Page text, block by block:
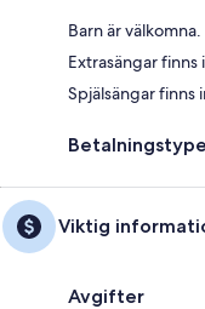
Barn är välkomna.
Extrasängar
Spjälsängar finns
Viktig
Avgifter